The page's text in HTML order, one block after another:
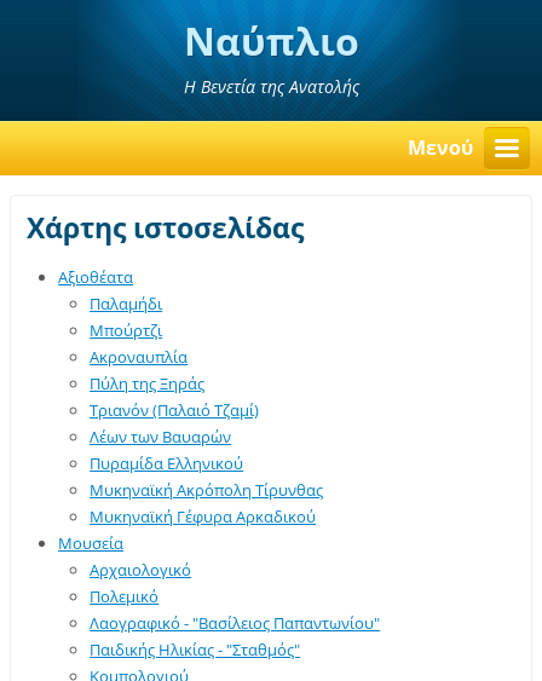
Ναύπλιο
Η Βενετία της Ανατολής
Μενού
Χάρτης ιστοσελίδας
Αξιοθέατα
Παλαμήδι
Μπούρτζι
Ακροναυπλία
Πύλη της Ξηράς
Τριανόν (Παλαιό Τζαμί)
Λέων των Βαυαρών
Πυραμίδα Ελληνικού
Μυκηναϊκή Ακρόπολη Τίρυνθας
Μυκηναϊκή Γέφυρα Αρκαδικού
Μουσεία
Αρχαιολογικό
Πολεμικό
Λαογραφικό - "Βασίλειος Παπαντωνίου"
Παιδικής Ηλικίας - "Σταθμός"
Κομπολογιού